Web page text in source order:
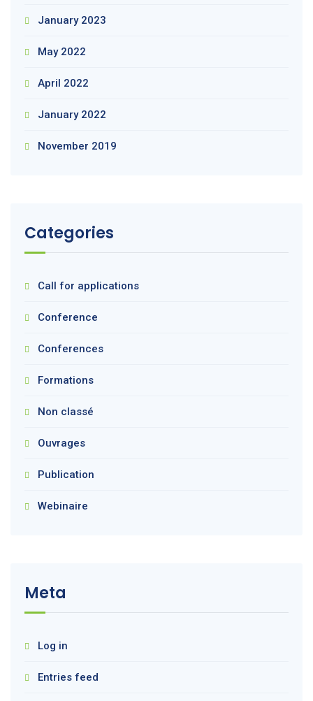
January 2023
May 2022
April 2022
January 2022
November 2019
Categories
Call for applications
Conference
Conferences
Formations
Non classé
Ouvrages
Publication
Webinaire
Meta
Log in
Entries feed